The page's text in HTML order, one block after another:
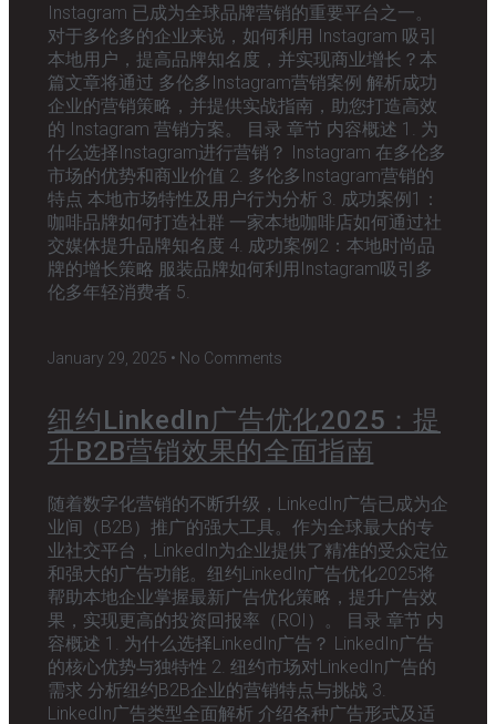
Instagram 已成为全球品牌营销的重要平台之一。
对于多伦多的企业来说，如何利用 Instagram 吸引
本地用户，提高品牌知名度，并实现商业增长？本
篇文章将通过 多伦多Instagram营销案例 解析成功
企业的营销策略，并提供实战指南，助您打造高效
的 Instagram 营销方案。 目录 章节 内容概述 1. 为
什么选择Instagram进行营销？ Instagram 在多伦多
市场的优势和商业价值 2. 多伦多Instagram营销的
特点 本地市场特性及用户行为分析 3. 成功案例1：
咖啡品牌如何打造社群 一家本地咖啡店如何通过社
交媒体提升品牌知名度 4. 成功案例2：本地时尚品
牌的增长策略 服装品牌如何利用Instagram吸引多
伦多年轻消费者 5.
January 29, 2025 No Comments
纽约LinkedIn广告优化2025：提
升B2B营销效果的全面指南
随着数字化营销的不断升级，LinkedIn广告已成为企
业间（B2B）推广的强大工具。作为全球最大的专
业社交平台，LinkedIn为企业提供了精准的受众定位
和强大的广告功能。纽约LinkedIn广告优化2025将
帮助本地企业掌握最新广告优化策略，提升广告效
果，实现更高的投资回报率（ROI）。 目录 章节 内
容概述 1. 为什么选择LinkedIn广告？ LinkedIn广告
的核心优势与独特性 2. 纽约市场对LinkedIn广告的
需求 分析纽约B2B企业的营销特点与挑战 3.
LinkedIn广告类型全面解析 介绍各种广告形式及适